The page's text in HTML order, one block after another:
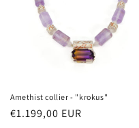
Amethist collier - "krokus"
Normale
€1.199,00 EUR